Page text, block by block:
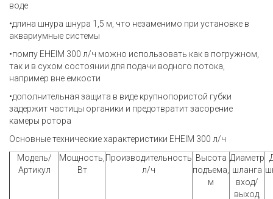
воде
•длина шнура шнура 1,5 м, что незаменимо при установке в
аквариумные системы
•помпу EHEIM 300 л/ч можно использовать как в погружном,
так и в сухом состоянии для подачи водного потока,
например вне емкости
•дополнительная защита в виде крупнопористой губки
задержит частицы органики и предотвратит засорение
камеры ротора
Основные технические характеристики EHEIM 300 л/ч
Модель/
Артикул
Мощность,
Вт
Производительность
л/ч
Высота
подъема,
м
Диаметр
шланга
вход/
выход,